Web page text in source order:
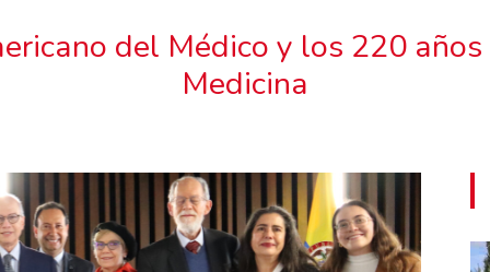
del Médico y los 220
Medicina